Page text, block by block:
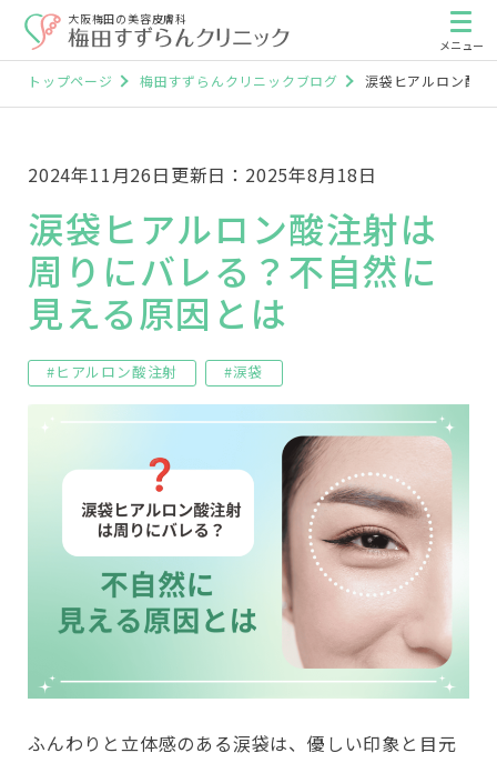
大阪梅田の美容皮膚科
トップページ 梅田すずらんクリニックブログ 涙袋ヒアルロン酸
2024年11月26日更新日：2025年8月18日
涙袋ヒアルロン酸注射は
周りにバレる？不自然に
見える原因とは
#ヒアルロン酸注射 #涙袋
ふんわりと立体感のある涙袋は、優しい印象と目元